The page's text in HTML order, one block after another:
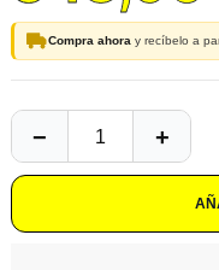
Compra ahora y recíbelo a